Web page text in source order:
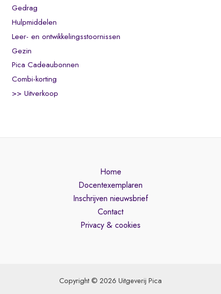
Gedrag
Hulpmiddelen
Leer- en ontwikkelingsstoornissen
Gezin
Pica Cadeaubonnen
Combi-korting
>> Uitverkoop
Home
Docentexemplaren
Inschrijven nieuwsbrief
Contact
Privacy & cookies
Copyright © 2026 Uitgeverij Pica